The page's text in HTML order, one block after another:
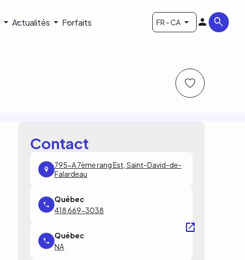
Actualités Forfaits FR - CA
Contact
795-A 7ème rang Est, Saint-David-de-
Falardeau
418 669-3038
NA